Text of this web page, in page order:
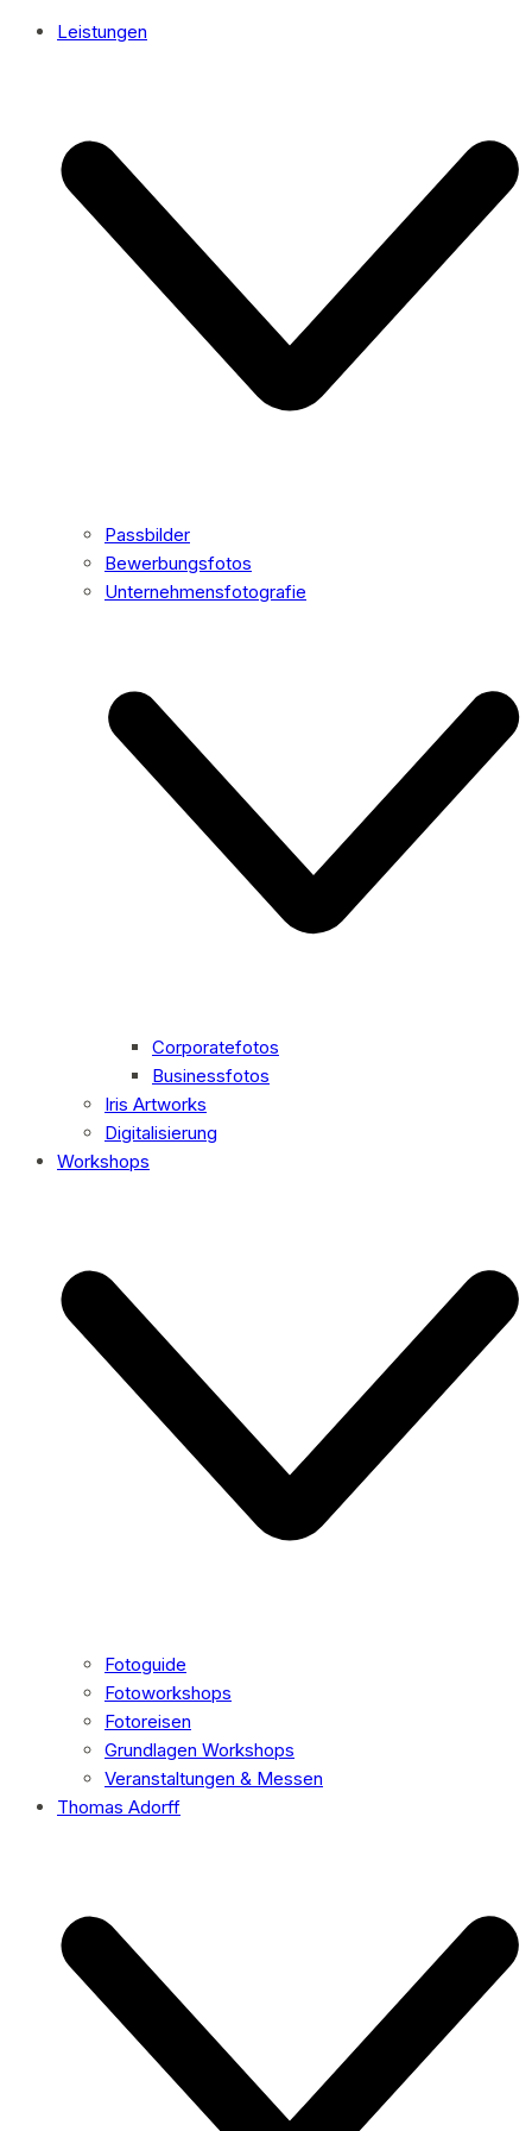
Leistungen
Passbilder
Bewerbungsfotos
Unternehmensfotografie
Corporatefotos
Businessfotos
Iris Artworks
Digitalisierung
Workshops
Fotoguide
Fotoworkshops
Fotoreisen
Grundlagen Workshops
Veranstaltungen & Messen
Thomas Adorff